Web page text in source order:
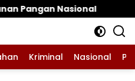
‎LPA dan GM FKPPI
Kriminal Nasional